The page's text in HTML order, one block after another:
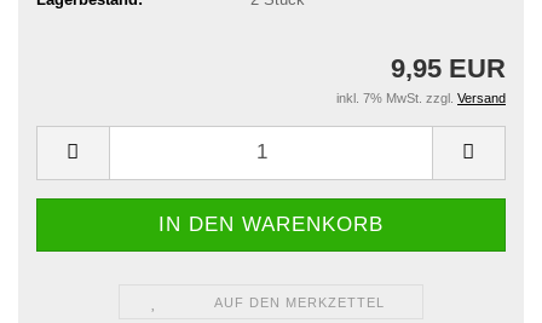
9,95 EUR
inkl. 7% MwSt. zzgl. Versand
AUF DEN MERKZETTEL